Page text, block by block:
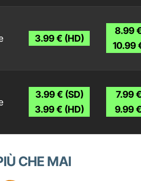
3.99 € (HD)
8.99
10.99
3.99 € (SD)
3.99 € (HD)
7.99
9.99
CHE MAI